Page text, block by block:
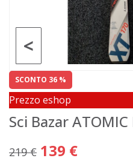
<
SCONTO 36 %
Prezzo eshop
Sci Bazar
219 € 139 €